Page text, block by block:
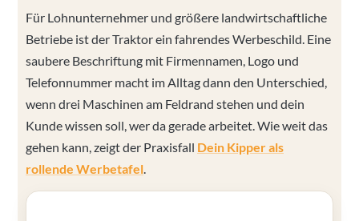
Für Lohnunternehmer und größere landwirtschaftliche
Betriebe ist der Traktor ein fahrendes Werbeschild. Eine
saubere Beschriftung mit Firmennamen, Logo und
Telefonnummer macht im Alltag dann den Unterschied,
wenn drei Maschinen am Feldrand stehen und dein
Kunde wissen soll, wer da gerade arbeitet. Wie weit das
gehen kann, zeigt der Praxisfall Dein Kipper als
rollende Werbetafel.